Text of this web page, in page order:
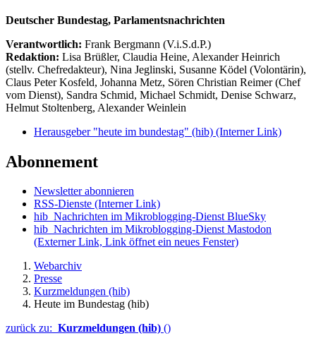
Deutscher Bundestag, Parlamentsnachrichten
Verantwortlich: Frank Bergmann (V.i.S.d.P.)
Redaktion: Lisa Brüßler, Claudia Heine, Alexander Heinrich
(stellv. Chefredakteur), Nina Jeglinski, Susanne Ködel (Volontärin),
Claus Peter Kosfeld, Johanna Metz, Sören Christian Reimer (Chef
vom Dienst), Sandra Schmid, Michael Schmidt, Denise Schwarz,
Helmut Stoltenberg, Alexander Weinlein
Herausgeber "heute im bundestag" (hib) (Interner Link)
Abonnement
Newsletter abonnieren
RSS-Dienste (Interner Link)
hib_Nachrichten im Mikroblogging-Dienst BlueSky
hib_Nachrichten im Mikroblogging-Dienst Mastodon
(Externer Link, Link öffnet ein neues Fenster)
Webarchiv
Presse
Kurzmeldungen (hib)
Heute im Bundestag (hib)
zurück zu: Kurzmeldungen (hib) ()